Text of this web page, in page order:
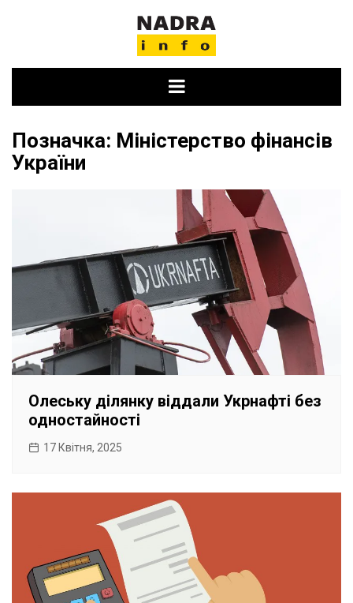
Позначка: Міністерство фінансів
України
Олеську ділянку віддали Укрнафті без
одностайності
17 Квітня, 2025